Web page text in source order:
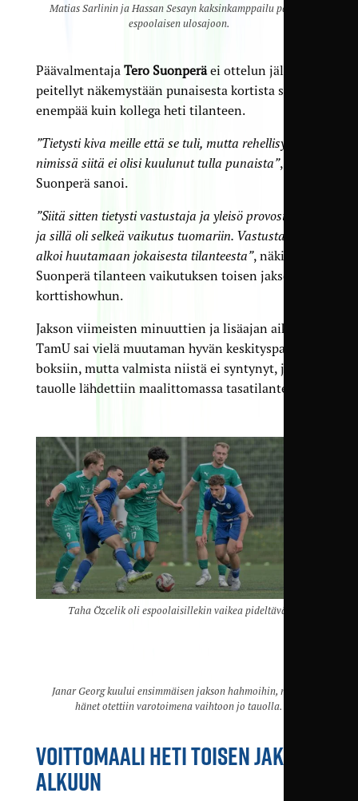
Matias Sarlinin ja Hassan Sesayn kaksinkamppailu päättyi
espoolaisen ulosajoon.
Päävalmentaja Tero Suonperäei ottelun jälkeen
peitellyt näkemystään punaisesta kortista sen
enempää kuin kollega heti tilanteen.
”Tietysti kiva meille että se tuli, mutta rehellisyyden
nimissä siitä ei olisi kuulunut tulla punaista”,
Suonperä sanoi.
”Siitä sitten tietysti vastustaja ja yleisö provosituivat,
ja sillä oli selkeä vaikutus tuomariin. Vastustaja
alkoi huutamaan jokaisesta tilanteesta”, näki
Suonperä tilanteen vaikutuksen toisen jakson
korttishowhun.
Jakson viimeisten minuuttien ja lisäajan aikana
TamU sai vielä muutaman hyvän keskityspallon
boksiin, mutta valmista niistä ei syntynyt, joten
tauolle lähdettiin maalittomassa tasatilanteessa.
Taha Özcelik oli espoolaisillekin vaikea pideltävä.
Janar Georg kuului ensimmäisen jakson hahmoihin, mutta
hänet otettiin varotoimena vaihtoon jo tauolla.
VOITTOMAALI HETI TOISEN JAKSON
ALKUUN